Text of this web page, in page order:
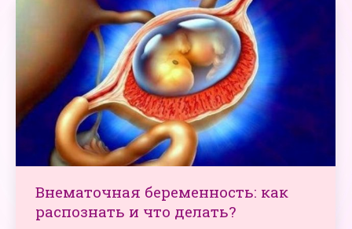
Внематочная беременность: как
распознать и что делать?